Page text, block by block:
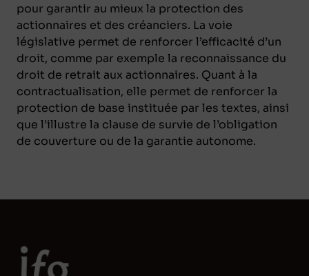
pour garantir au mieux la protection des
actionnaires et des créanciers. La voie
législative permet de renforcer l’efficacité d’un
droit, comme par exemple la reconnaissance du
droit de retrait aux actionnaires. Quant à la
contractualisation, elle permet de renforcer la
protection de base instituée par les textes, ainsi
que l’illustre la clause de survie de l’obligation
de couverture ou de la garantie autonome.